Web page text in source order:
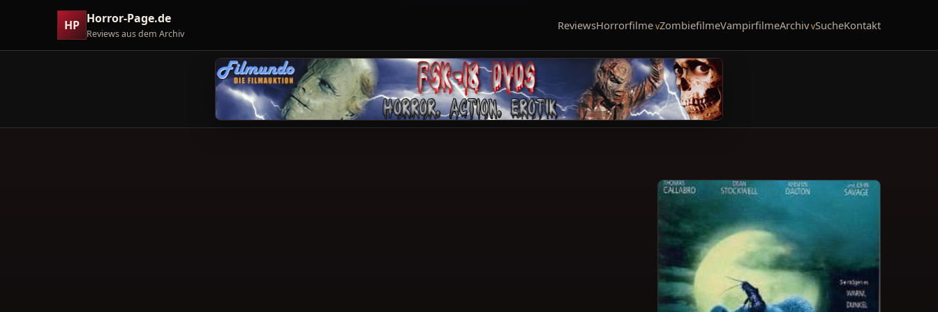
HP Horror-Page.de
Reviews aus dem Archiv
ReviewsHorrorfilme ZombiefilmeVampirfilmeArchiv SucheKontakt